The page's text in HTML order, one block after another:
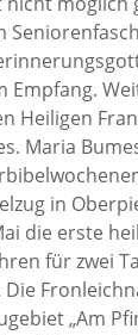
Empfang.
Heiligen
Maria
in
die erste
für zwei
Die
„Am